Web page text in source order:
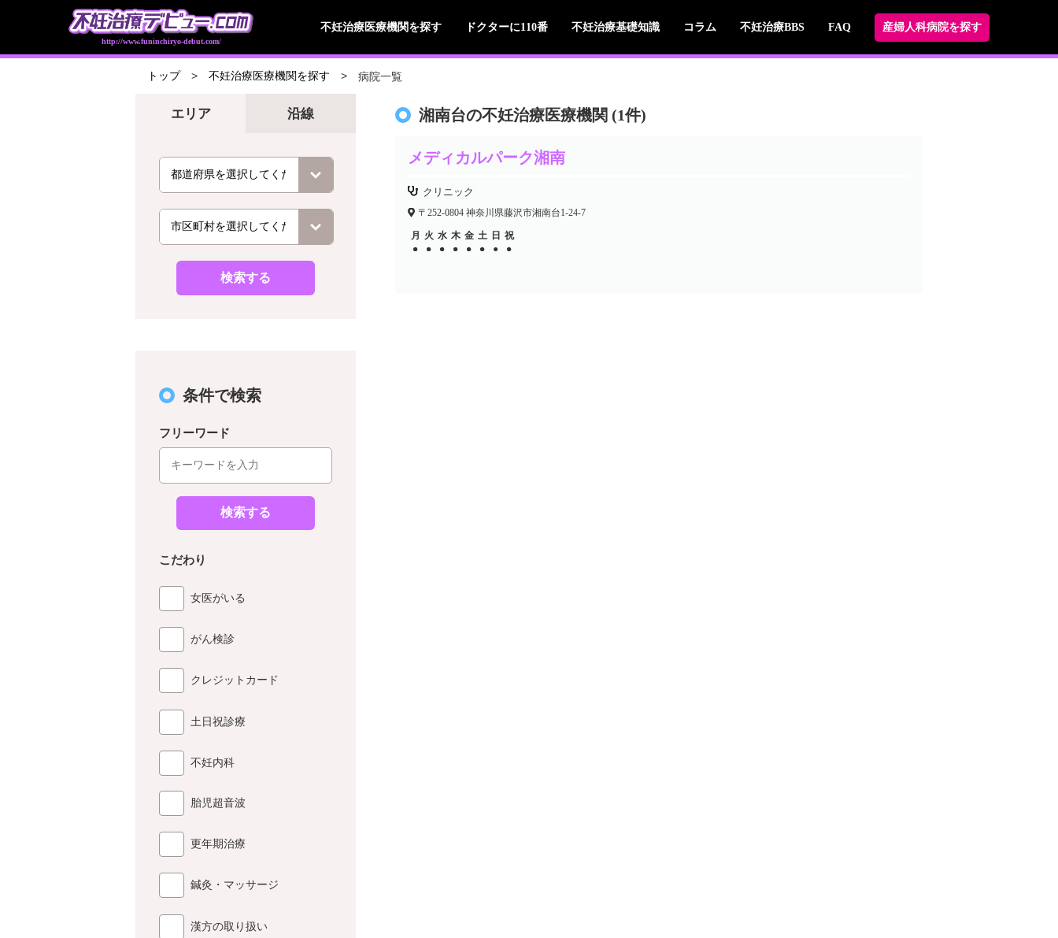
http://www.funinchiryo-debut.com/
不妊治療医療機関を探す ドクターに110番 不妊治療基礎知識 コラム 不妊治療BBS FAQ 産婦人科病院を探す
トップ 不妊治療医療機関を探す 病院一覧
エリア
検索する
沿線
条件で検索
フリーワード
検索する
こだわり
女医がいる
がん検診
クレジットカード
土日祝診療
不妊内科
胎児超音波
更年期治療
鍼灸・マッサージ
漢方の取り扱い
湘南台の不妊治療医療機関 (1件)
メディカルパーク湘南
クリニック
〒252-0804 神奈川県藤沢市湘南台1-24-7
月 火 水 木 金 土 日 祝
●
● ● ● ● ● ● ●
● ● ● ● ● ● ●